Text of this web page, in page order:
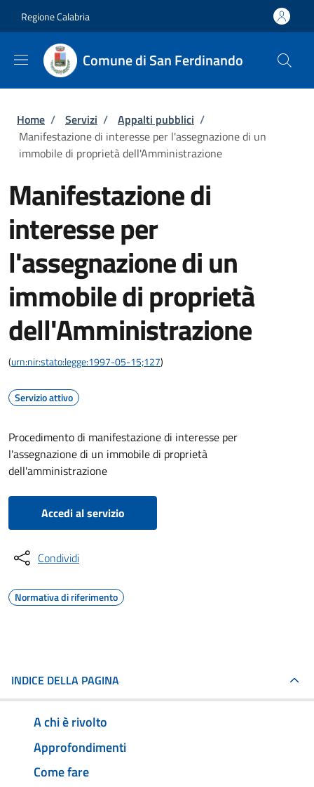
Regione Calabria
Comune di San Ferdinando
Briciole di pane
Home / Servizi / Appalti pubblici /
Manifestazione di interesse per l'assegnazione di un
immobile di proprietà dell'Amministrazione
Manifestazione di
interesse per
l'assegnazione di un
immobile di proprietà
dell'Amministrazione
(urn:nir:stato:legge:1997-05-15;127)
Servizio attivo
Procedimento di manifestazione di interesse per
l'assegnazione di un immobile di proprietà
dell'amministrazione
Accedi al servizio
Condividi
Normativa di riferimento
INDICE DELLA PAGINA
A chi è rivolto
Approfondimenti
Come fare